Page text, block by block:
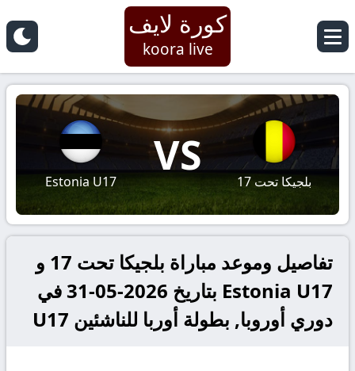
كورة لايف
koora live
بلجيكا تحت 17
VS
Estonia U17
تفاصيل وموعد مباراة بلجيكا تحت 17 و
Estonia U17 بتاريخ 2026-05-31 في
دوري أوروبا, بطولة أوربا للناشئين U17